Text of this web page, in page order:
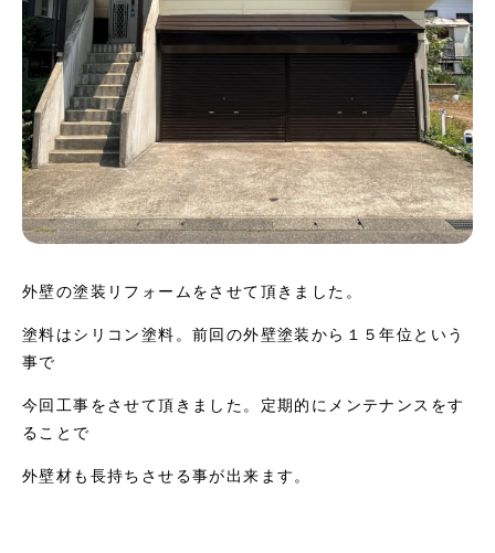
外壁の塗装リフォームをさせて頂きました。
塗料はシリコン塗料。前回の外壁塗装から１５年位という
事で
今回工事をさせて頂きました。定期的にメンテナンスをす
ることで
外壁材も長持ちさせる事が出来ます。